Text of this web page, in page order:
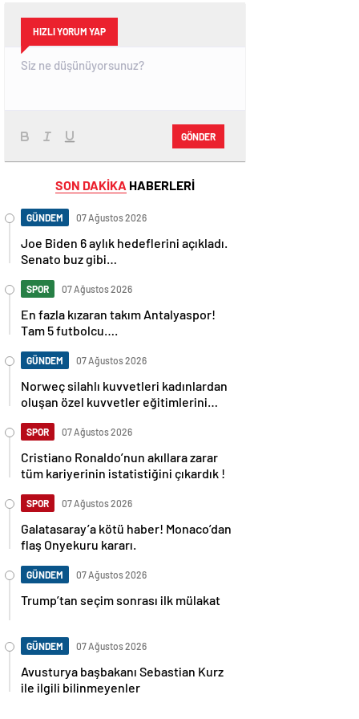
HIZLI YORUM YAP
GÖNDER
SON DAKİKA HABERLERİ
GÜNDEM 07 Ağustos 2026
Joe Biden 6 aylık hedeflerini açıkladı.
Senato buz gibi…
SPOR 07 Ağustos 2026
En fazla kızaran takım Antalyaspor!
Tam 5 futbolcu….
GÜNDEM 07 Ağustos 2026
Norweç silahlı kuvvetleri kadınlardan
oluşan özel kuvvetler eğitimlerini
SPOR 07 Ağustos 2026
Cristiano Ronaldo’nun akıllara zarar
tüm kariyerinin istatistiğini çıkardık !
SPOR 07 Ağustos 2026
Galatasaray’a kötü haber! Monaco’dan
flaş Onyekuru kararı.
GÜNDEM 07 Ağustos 2026
Trump’tan seçim sonrası ilk mülakat
GÜNDEM 07 Ağustos 2026
Avusturya başbakanı Sebastian Kurz
ile ilgili bilinmeyenler